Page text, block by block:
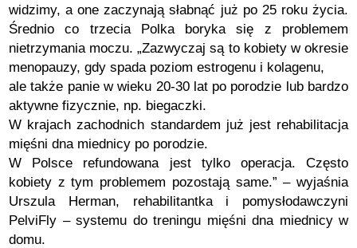
widzimy, a one zaczynają słabnąć już po 25 roku życia.
Średnio co trzecia Polka boryka się z problemem
nietrzymania moczu. „Zazwyczaj są to kobiety w okresie
menopauzy, gdy spada poziom estrogenu i kolagenu,
ale także panie w wieku 20-30 lat po porodzie lub bardzo
aktywne fizycznie, np. biegaczki.
W krajach zachodnich standardem już jest rehabilitacja
mięśni dna miednicy po porodzie.
W Polsce refundowana jest tylko operacja. Często
kobiety z tym problemem pozostają same.” – wyjaśnia
Urszula Herman, rehabilitantka i pomysłodawczyni
PelviFly – systemu do treningu mięśni dna miednicy w
domu.